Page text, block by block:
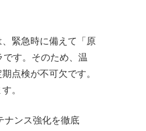
緊急時に備えて「原
す。そのため、温
点検が不可欠です。
。
ナンス強化を徹底